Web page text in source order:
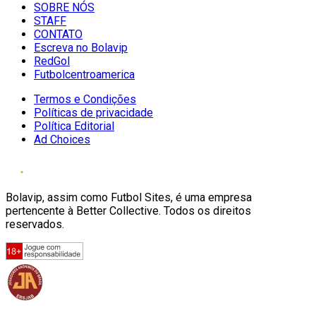
SOBRE NÓS
STAFF
CONTATO
Escreva no Bolavip
RedGol
Futbolcentroamerica
Termos e Condições
Políticas de privacidade
Política Editorial
Ad Choices
Bolavip, assim como Futbol Sites, é uma empresa
pertencente à Better Collective. Todos os direitos
reservados.